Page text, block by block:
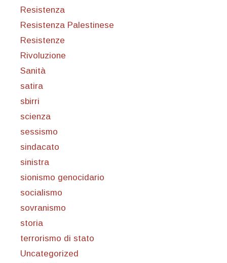
Resistenza
Resistenza Palestinese
Resistenze
Rivoluzione
Sanità
satira
sbirri
scienza
sessismo
sindacato
sinistra
sionismo genocidario
socialismo
sovranismo
storia
terrorismo di stato
Uncategorized